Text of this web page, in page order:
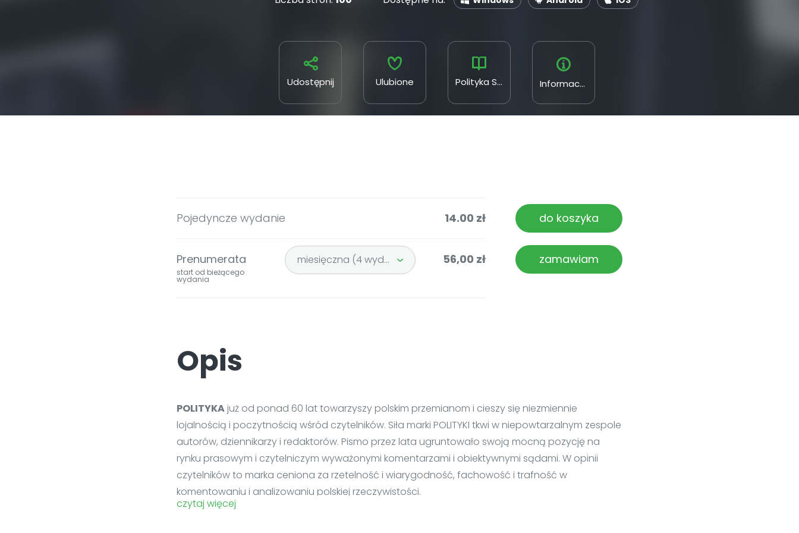
Udostępnij Ulubione Polityka Sp. z o.o. SKA Informacyjne
Pojedyncze wydanie 14.00 zł
Prenumerata
start od bieżącego
wydania
miesięczna (4 wydania) 56,00 zł
Opis
POLITYKA już od ponad 60 lat towarzyszy polskim przemianom i cieszy się niezmiennie
lojalnością i poczytnością wśród czytelników. Siła marki POLITYKI tkwi w niepowtarzalnym zespole
autorów, dziennikarzy i redaktorów. Pismo przez lata ugruntowało swoją mocną pozycję na
rynku prasowym i czytelniczym wyważonymi komentarzami i obiektywnymi sądami. W opinii
czytelników to marka ceniona za rzetelność i wiarygodność, fachowość i trafność w
komentowaniu i analizowaniu polskiej rzeczywistości.
czytaj więcej